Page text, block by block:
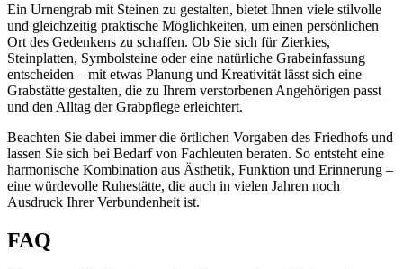
Ein Urnengrab mit Steinen zu gestalten, bietet Ihnen viele stilvolle
und gleichzeitig praktische Möglichkeiten, um einen persönlichen
Ort des Gedenkens zu schaffen. Ob Sie sich für Zierkies,
Steinplatten, Symbolsteine oder eine natürliche Grabeinfassung
entscheiden – mit etwas Planung und Kreativität lässt sich eine
Grabstätte gestalten, die zu Ihrem verstorbenen Angehörigen passt
und den Alltag der Grabpflege erleichtert.
Beachten Sie dabei immer die örtlichen Vorgaben des Friedhofs und
lassen Sie sich bei Bedarf von Fachleuten beraten. So entsteht eine
harmonische Kombination aus Ästhetik, Funktion und Erinnerung –
eine würdevolle Ruhestätte, die auch in vielen Jahren noch
Ausdruck Ihrer Verbundenheit ist.
FAQ